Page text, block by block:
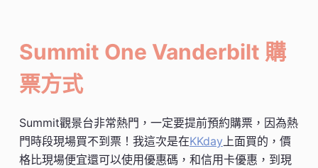
Summit One Vanderbilt 購
票方式
Summit觀景台非常熱門，一定要提前預約購票，因為熱
門時段現場買不到票！我這次是在KKday上面買的，價
格比現場便宜還可以使用優惠碼，和信用卡優惠，到現